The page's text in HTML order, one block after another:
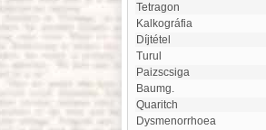
Tetragon
kalkográfia
Díjtétel
Turul
Paizscsiga
Baumg.
Quaritch
dysmenorrhoea